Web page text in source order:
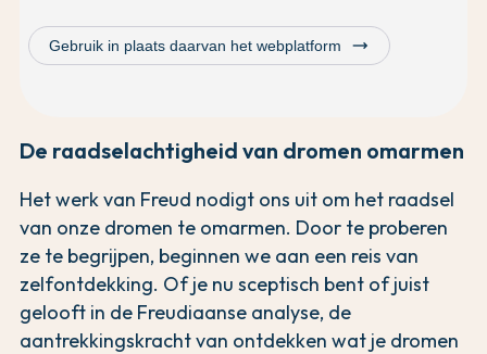
Gebruik in plaats daarvan het webplatform trending_flat
De raadselachtigheid van dromen omarmen
Het werk van Freud nodigt ons uit om het raadsel
van onze dromen te omarmen. Door te proberen
ze te begrijpen, beginnen we aan een reis van
zelfontdekking. Of je nu sceptisch bent of juist
gelooft in de Freudiaanse analyse, de
aantrekkingskracht van ontdekken wat je dromen